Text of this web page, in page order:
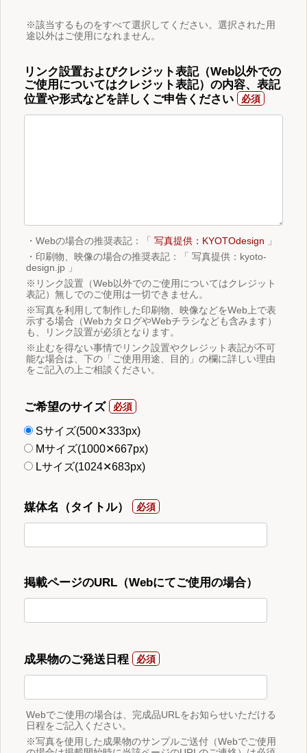
※該当するものをすべて選択してください。選択された用
途以外はご使用になれません。
リンク設置およびクレジット表記（Web以外での
ご使用についてはクレジット表記）の内容、表記
位置や形式などを詳しくご申告ください
・Webの場合の推奨表記：「 写真提供：KYOTOdesign 」
・印刷物、映像の場合の推奨表記：「 写真提供：kyoto-
design.jp 」
※リンク設置（Web以外でのご使用についてはクレジット
表記）無しでのご使用は一切できません。
※写真を利用して制作した印刷物、映像などをWeb上で表
示する場合（WebカタログやWebチラシなども含みます）
も、リンク設置が必須となります。
※止むを得ない事情でリンク設置やクレジット表記が不可
能な場合は、下の「ご使用用途、目的」の欄に詳しい理由
をご記入の上ご相談ください。
ご希望のサイズ
Sサイズ(500✕333px)
Mサイズ(1000✕667px)
Lサイズ(1024✕683px)
媒体名（タイトル）
掲載ページのURL（Webにてご使用の場合）
成果物のご発送日程
Webでご使用の場合は、完成品URLをお知らせいただける
日程をご記入ください。
※写真を使用した成果物のサンプルご送付（Webでご使用